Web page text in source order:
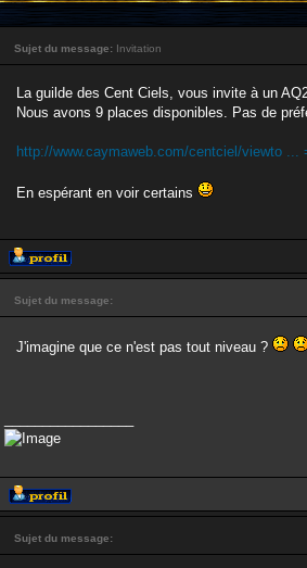
Sujet du message: Invitation
La guilde des Cent Ciels, vous invite à un
Nous avons 9 places disponibles. Pas de
http://www.caymaweb.com/centciel/viewto ...
En espérant en voir certains
Sujet du message:
J'imagine que ce n'est pas tout niveau ?
Sujet du message: